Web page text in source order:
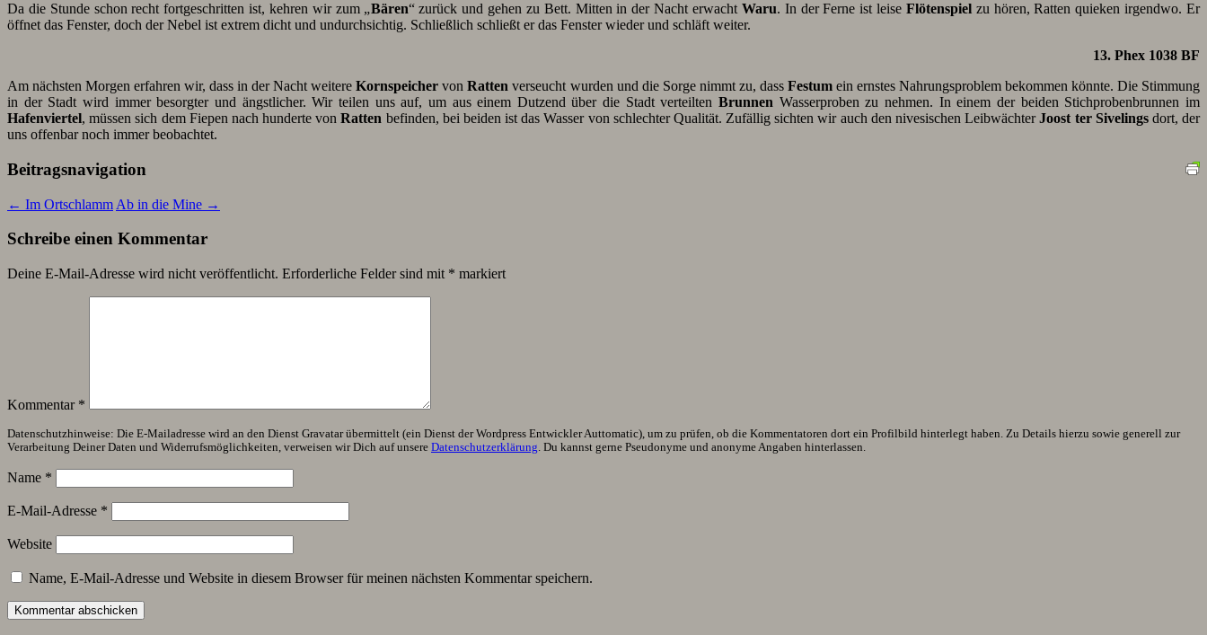
Da die Stunde schon recht fortgeschritten ist, kehren wir zum „Bären“ zurück und gehen zu Bett. Mitten in der Nacht erwacht Waru. In der Ferne ist leise Flötenspielzu hören, Ratten quieken irgendwo. Er
öffnet das Fenster, doch der Nebel ist extrem dicht und undurchsichtig. Schließlich schließt er das Fenster wieder und schläft weiter.
13. Phex 1038 BF
Am nächsten Morgen erfahren wir, dass in der Nacht weitereKornspeicher vonRatten verseucht wurden und die Sorge nimmt zu, dass Festumein ernstes Nahrungsproblem bekommen könnte. Die Stimmung
in der Stadt wird immer besorgter und ängstlicher. Wir teilen uns auf, um aus einem Dutzend über die Stadt verteiltenBrunnen Wasserproben zu nehmen. In einem der beiden Stichprobenbrunnen im
Hafenviertel, müssen sich dem Fiepen nach hunderte vonRatten befinden, bei beiden ist das Wasser von schlechter Qualität. Zufällig sichten wir auch den nivesischen LeibwächterJoost ter Sivelingsdort, der
uns offenbar noch immer beobachtet.
Beitragsnavigation
← Im Ortschlamm Ab in die Mine →
Schreibe einen Kommentar
Deine E-Mail-Adresse wird nicht veröffentlicht. Erforderliche Felder sind mit * markiert
Kommentar *
Datenschutzhinweise: Die E-Mailadresse wird an den Dienst Gravatar übermittelt (ein Dienst der Wordpress Entwickler Auttomatic), um zu prüfen, ob die Kommentatoren dort ein Profilbild hinterlegt haben. Zu Details hierzu sowie generell zur
Verarbeitung Deiner Daten und Widerrufsmöglichkeiten, verweisen wir Dich auf unsere Datenschutzerklärung. Du kannst gerne Pseudonyme und anonyme Angaben hinterlassen.
Name *
E-Mail-Adresse *
Website
Name, E-Mail-Adresse und Website in diesem Browser für meinen nächsten Kommentar speichern.